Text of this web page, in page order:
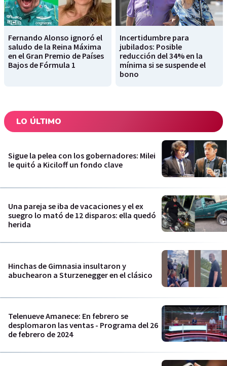
Fernando Alonso ignoró el
saludo de la Reina Máxima
en el Gran Premio de Países
Bajos de Fórmula 1
Incertidumbre para
jubilados: Posible
reducción del 34% en la
mínima si se suspende el
bono
LO ÚLTIMO
Sigue la pelea con los gobernadores: Milei
le quitó a Kiciloff un fondo clave
Una pareja se iba de vacaciones y el ex
suegro lo mató de 12 disparos: ella quedó
herida
Hinchas de Gimnasia insultaron y
abuchearon a Sturzenegger en el clásico
Telenueve Amanece: En febrero se
desplomaron las ventas - Programa del 26
de febrero de 2024